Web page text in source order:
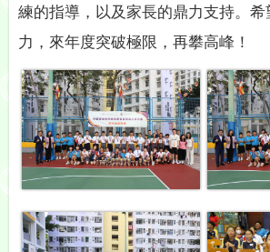
練的指導，以及家長的鼎力支持。
力，來年度突破極限，再攀高峰！